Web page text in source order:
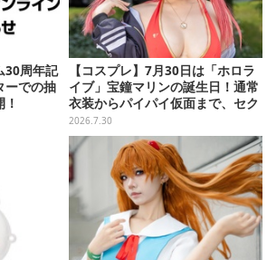
30周年記
ーでの抽
【コスプレ】7月30日は「ホロラ
イブ」宝鐘マリンの誕生日！通常
衣装からパイパイ仮面まで、セク
シーで可愛い美女レイヤーまとめ
【写真42枚】
2026.7.30